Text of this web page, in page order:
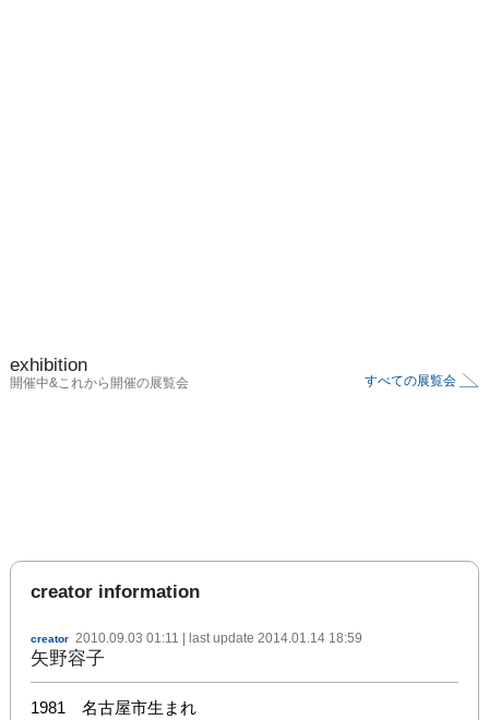
exhibition
開催中&これから開催の展覧会 すべての展覧会
creator information
creator 2010.09.03 01:11 | last update 2014.01.14 18:59
矢野容子
1981　名古屋市生まれ